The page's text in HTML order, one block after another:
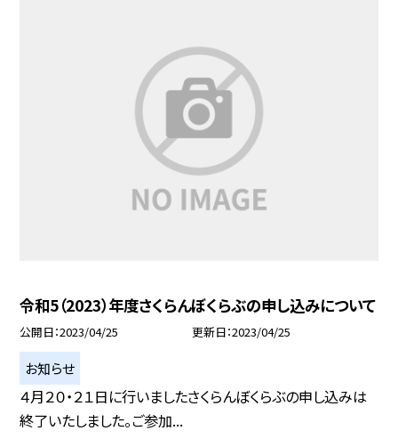
令和5（2023）年度さくらんぼくらぶの申し込みについて
公開日 2023/04/25 更新日 2023/04/25
お知らせ
４月２０・２１日に行いましたさくらんぼくらぶの申し込みは
終了いたしました。ご参加...